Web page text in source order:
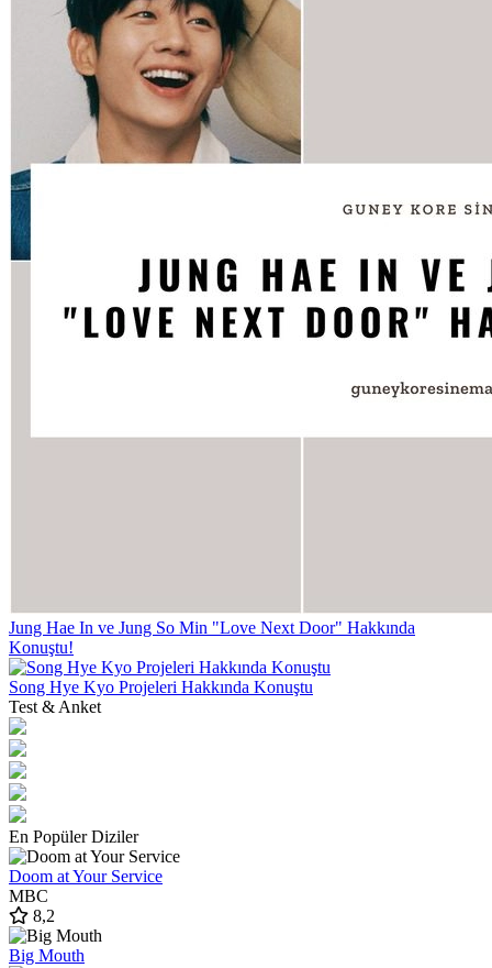
Jung Hae In ve Jung So Min "Love Next Door" Hakkında
Konuştu!
Song Hye Kyo Projeleri Hakkında Konuştu
Test & Anket
En Popüler Diziler
Doom at Your Service
MBC
8,2
Big Mouth